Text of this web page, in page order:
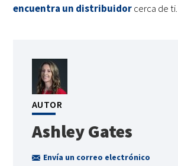
encuentra un distribuidorcerca de ti.
AUTOR
Ashley Gates
Envía un correo electrónico